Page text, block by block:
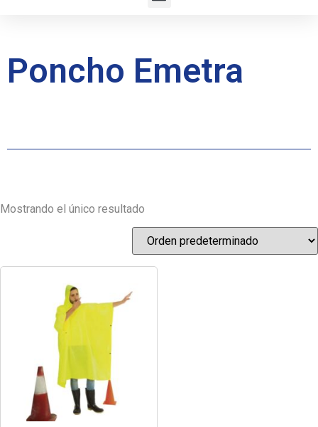
Poncho Emetra
Mostrando el único resultado